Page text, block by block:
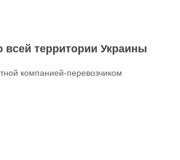
всей территории Украины
компанией-перевозчиком